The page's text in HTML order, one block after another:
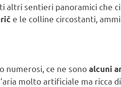
altri sentieri panoramici che
e le colline circostanti,
numerosi, ce ne sonoalcuni
molto artificiale ma ricca